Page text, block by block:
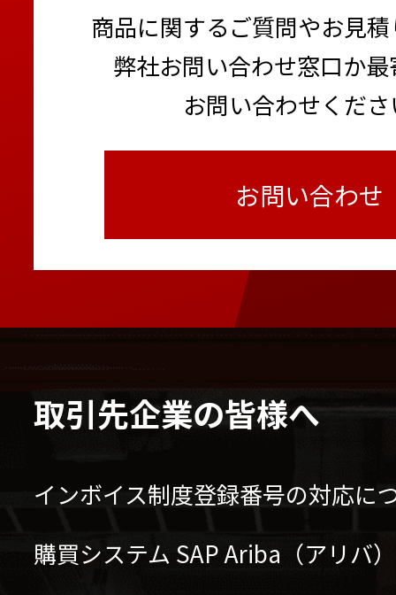
商品に関するご質問やお見
弊社お問い合わせ窓口か
お問い合わせくだ
お問い合わせ
取引先企業の皆様へ
インボイス制度登録番号の対応に
購買システム SAP Ariba（アリバ